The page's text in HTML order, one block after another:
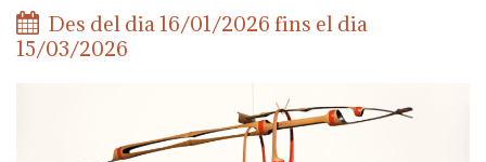
Des del dia16/01/2026 fins el dia
15/03/2026